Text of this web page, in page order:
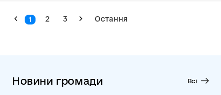
1 2 3 Остання
Новини громади Всі